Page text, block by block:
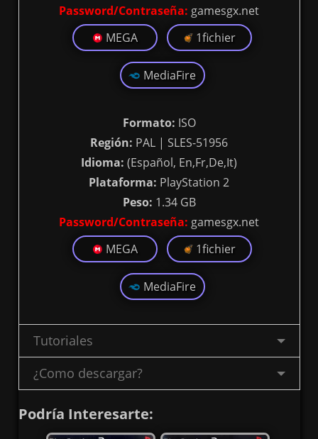
Password/Contraseña: gamesgx.net
MEGA
1fichier
MediaFire
Formato: ISO
Región: PAL | SLES-51956
Idioma: (Español, En,Fr,De,It)
Plataforma: PlayStation 2
Peso: 1.34 GB
Password/Contraseña: gamesgx.net
MEGA
1fichier
MediaFire
Tutoriales
¿Como descargar?
Podría Interesarte: